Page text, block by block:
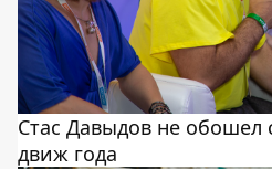
Стас Давыдов не обошел
движ года